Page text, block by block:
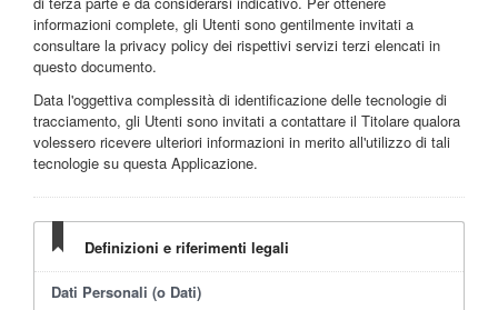
informazioni complete, gli Utenti sono gentilmente invitati a
consultare la privacy policy dei rispettivi servizi terzi elencati in
questo documento.
Data l'oggettiva complessità di identificazione delle tecnologie di
tracciamento, gli Utenti sono invitati a contattare il Titolare qualora
volessero ricevere ulteriori informazioni in merito all'utilizzo di tali
tecnologie su questa Applicazione.
Definizioni e riferimenti legali
Dati Personali (o Dati)